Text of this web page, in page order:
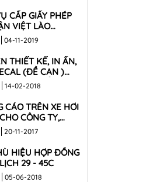
CẤP GIẤY PHÉP
VIỆT LÀO
, UY TÍN
04-11-2019
THIẾT KẾ, IN ẤN,
(ĐỀ CAN )
XE TẢI CHO
14-02-2018
CÁO TRÊN XE HƠI
CÔNG TY,
NGHIỆP
20-11-2017
HIỆU HỢP ĐỒNG
XE DU LỊCH 29 - 45C
05-06-2018